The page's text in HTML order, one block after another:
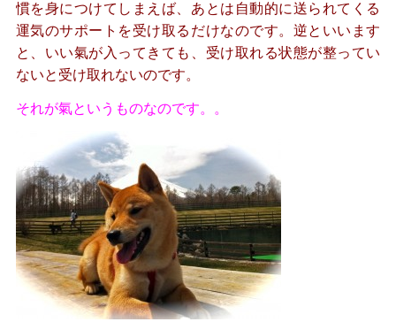
慣を身につけてしまえば、あとは 自動的に送られてくる
運気のサポートを受け取るだけなのです。逆といいます
と、 いい氣が入ってきても、受け取れる状態が整ってい
ないと受け取れないのです。
それが氣というものなのです。。